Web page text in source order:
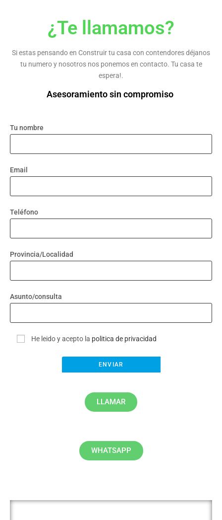
¿Te llamamos?
Si estas pensando en Construir tu casa con contendores déjanos
tu numero y nosotros nos ponemos en contacto. Tu casa te
espera!.
Asesoramiento sin compromiso
Tu nombre
Email
Teléfono
Provincia/Localidad
Asunto/consulta
He leido y acepto la politica de privacidad
LLAMAR
WHATSAPP